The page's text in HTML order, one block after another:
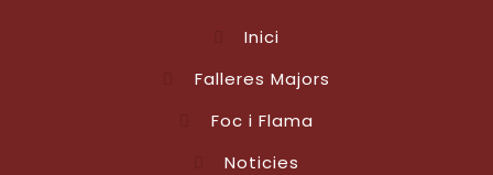
Inici
Falleres Majors
Foc i Flama
Noticies